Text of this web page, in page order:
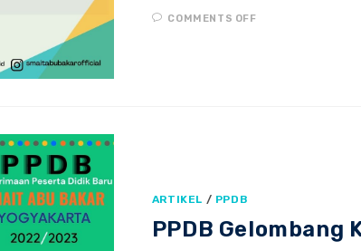
COMMENTS OFFON
ARTIKEL / PPDB
PPDB Gelombang